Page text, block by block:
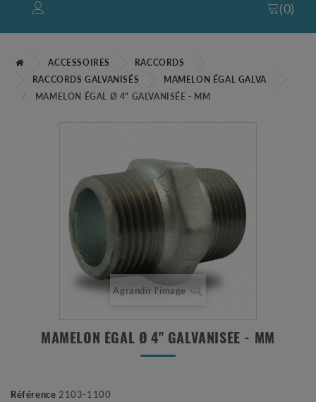
(0)
ACCESSOIRES
RACCORDS
RACCORDS GALVANISÉS
MAMELON ÉGAL GALVA
MAMELON ÉGAL Ø 4" GALVANISÉE - MM
Agrandir l'image
MAMELON ÉGAL Ø 4" GALVANISÉE - MM
Référence 2103-1100